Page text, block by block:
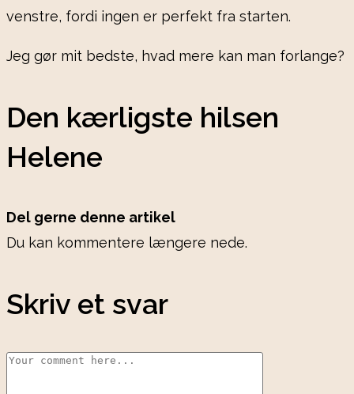
venstre, fordi ingen er perfekt fra starten.
Jeg gør mit bedste, hvad mere kan man forlange?
Den kærligste hilsen
Helene
Del gerne denne artikel
Du kan kommentere længere nede.
Skriv et svar
Comment